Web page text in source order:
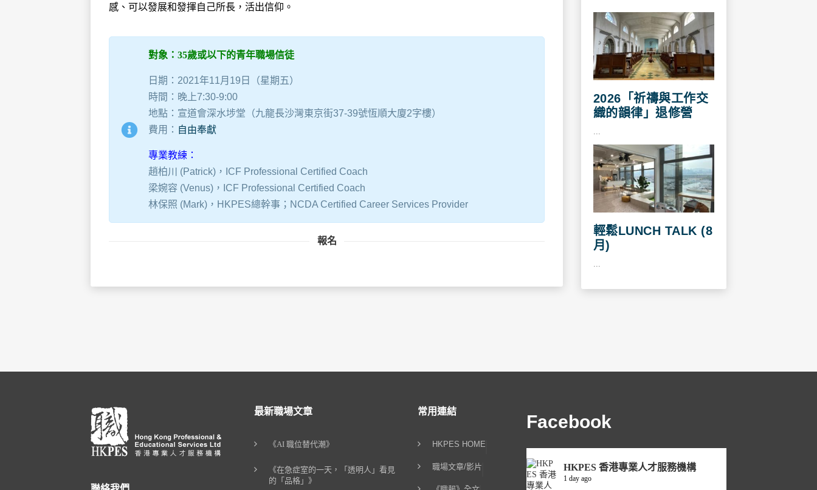
感、可以發展和發揮⾃⼰所⻑，活出信仰。
對象：35歲或以下的青年職場信徒
日期：2021年11月19日（星期五）
時間：晚上7:30-9:00
地點：宣道會深水埗堂（九龍長沙灣東京街37-39號恆順大廈2字樓）
費用： 自由奉獻
專業教練：
趙柏川 (Patrick)，ICF Professional Certified Coach
梁婉容 (Venus)，ICF Professional Certified Coach
林保照 (Mark)，HKPES總幹事；NCDA Certified Career Services Provider
報名
2026「祈禱與工作交
織的韻律」退修營
輕鬆LUNCH TALK (8
月)
最新職場文章
《AI 職位替代潮》
《在急症室的一天，「透明人」看見
的「品格」》
常用連結
HKPES HOME
職場文章/影片
Facebook
HKPES 香港專業人才服務機構
1 day ago